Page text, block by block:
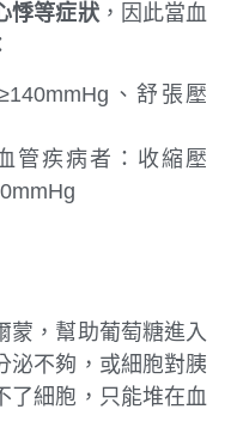
悸等症狀，因此當血
、舒張壓
管疾病者：收縮壓
蒙，幫助葡萄糖進入
泌不夠，或細胞對胰
了細胞，只能堆在血